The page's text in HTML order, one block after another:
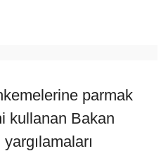
parmak
kullanan Bakan